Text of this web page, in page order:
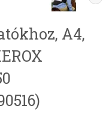
A4,